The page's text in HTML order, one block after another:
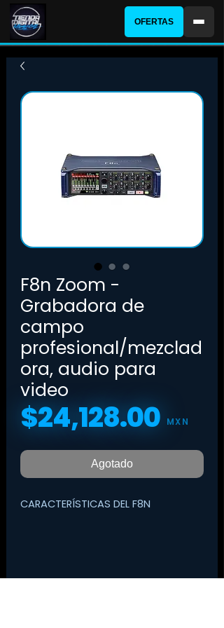
OFERTAS
F8n Zoom -
Grabadora de
campo
profesional/mezclad
ora, audio para
video
$24,128.00 MXN
Agotado
CARACTERÍSTICAS DEL F8N